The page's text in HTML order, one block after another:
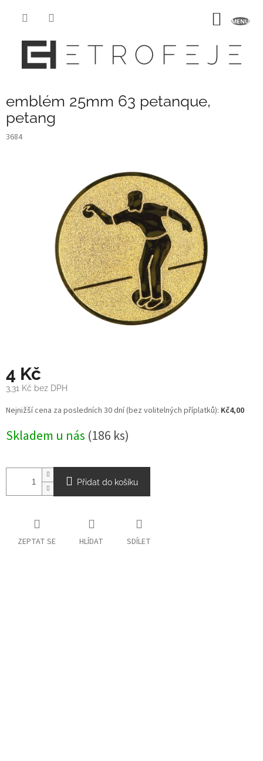
emblém 25mm 63 petanque,
petang
3684
4 Kč
3,31 Kč bez DPH
Měrná
cena:
Nejnižší cena za posledních 30 dní (bez volitelných příplatků): Kč4,00
Skladem u nás (186 ks)
Přidat do košíku
ZEPTAT SE HLÍDAT SDÍLET